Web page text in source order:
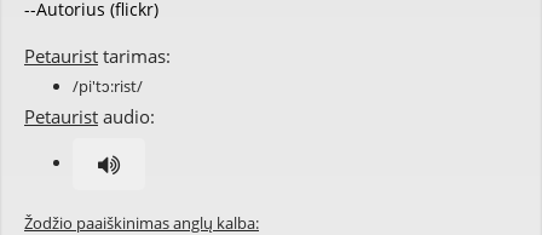
--Autorius (flickr)
Petaurist tarimas:
/pi'tɔ:rist/
Petaurist audio:
Žodžio paaiškinimas anglų kalba: